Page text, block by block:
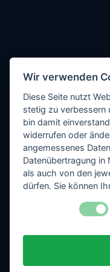
Wir verwenden
Diese Seite nutzt
stetig zu verbessern
bin damit
widerrufen oder
angemessenes
Datenübertragung
als auch von den
dürfen. Sie können